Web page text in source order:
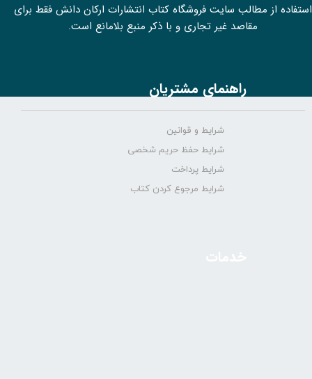
استفاده از مطالب سايت فروشگاه کتاب انتشارات ارکان دانش فقط برای
مقاصد غیر تجاری و با ذکر منبع بلامانع است.
راهنمای مشتریان
شرایط و قوانین
شرایط حفظ حریم شخصی
شرایط پرداخت
شرایط مرجوع کردن کتاب